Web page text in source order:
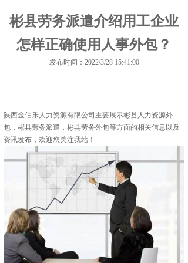
彬县劳务派遣介绍用工企业
怎样正确使用人事外包？
发布时间：2022/3/28 15:41:00
陕西金伯乐人力资源有限公司主要展示彬县人力资源外
包 ，彬县劳务派遣，彬县劳务外包等方面的相关信息以及
资讯发布，欢迎您关注我站！